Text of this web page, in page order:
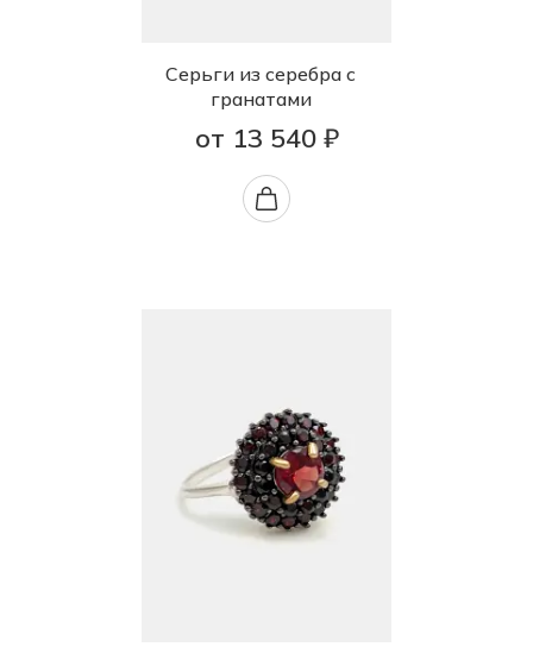
Серьги из серебра с
гранатами
от 13 540 ₽